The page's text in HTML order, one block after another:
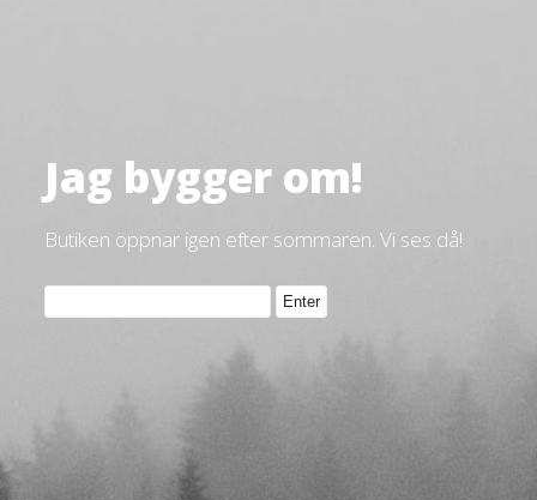
Jag bygger om!
Butiken öppnar igen efter sommaren. Vi ses då!